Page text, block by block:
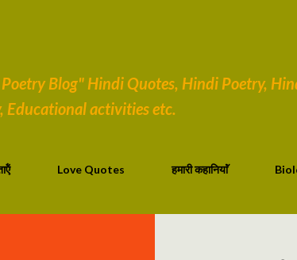
Blog" Hindi Quotes, Hindi Poetry,
Educational activities etc.
Love Quotes हमारी कहानियाॅं